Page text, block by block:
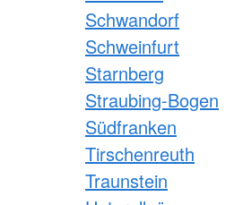
Schwandorf
Schweinfurt
Starnberg
Straubing-Bogen
Südfranken
Tirschenreuth
Traunstein